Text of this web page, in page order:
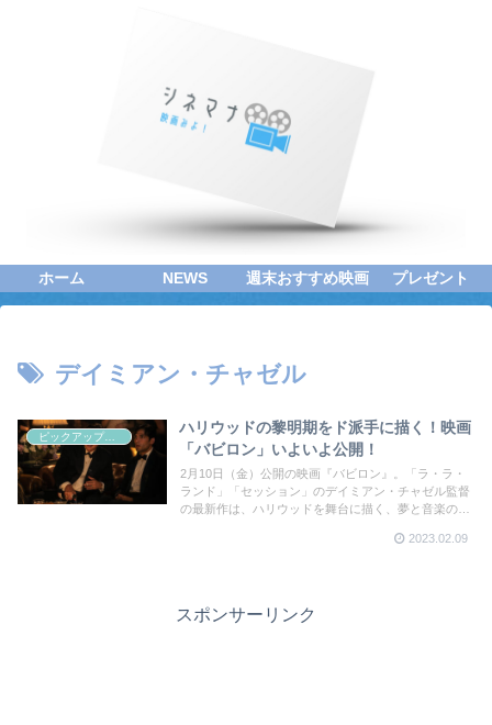
ホーム NEWS 週末おすすめ映画 プレゼント
デイミアン・チャゼル
ピックアップシネマ
ハリウッドの黎明期をド派手に描く！映画
「バビロン」いよいよ公開！
2月10日（金）公開の映画『バビロン』。「ラ・ラ・
ランド」「セッション」のデイミアン・チャゼル監督
の最新作は、ハリウッドを舞台に描く、夢と音楽のエ
のエネルギーがスクリーンから迸る作品。2023.02.09
スポンサーリンク